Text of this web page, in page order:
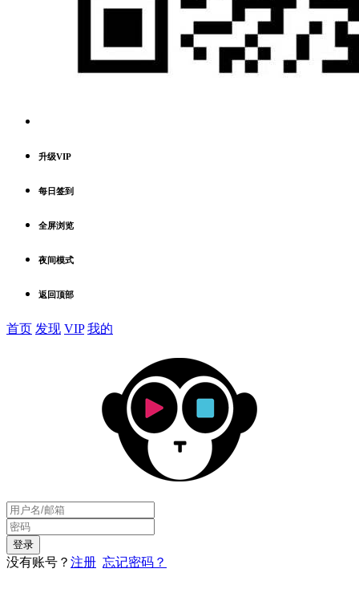
升级VIP
每日签到
全屏浏览
夜间模式
返回顶部
首页 发现 VIP 我的
没有账号？ 注册 忘记密码？